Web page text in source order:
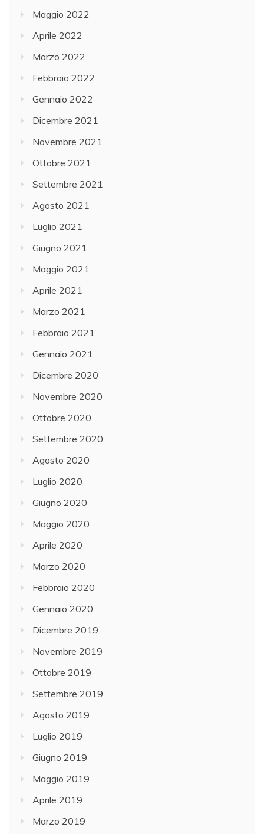
Maggio 2022
Aprile 2022
Marzo 2022
Febbraio 2022
Gennaio 2022
Dicembre 2021
Novembre 2021
Ottobre 2021
Settembre 2021
Agosto 2021
Luglio 2021
Giugno 2021
Maggio 2021
Aprile 2021
Marzo 2021
Febbraio 2021
Gennaio 2021
Dicembre 2020
Novembre 2020
Ottobre 2020
Settembre 2020
Agosto 2020
Luglio 2020
Giugno 2020
Maggio 2020
Aprile 2020
Marzo 2020
Febbraio 2020
Gennaio 2020
Dicembre 2019
Novembre 2019
Ottobre 2019
Settembre 2019
Agosto 2019
Luglio 2019
Giugno 2019
Maggio 2019
Aprile 2019
Marzo 2019